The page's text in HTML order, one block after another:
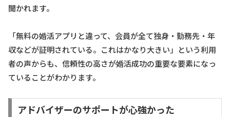
聞かれます。
「無料の婚活アプリと違って、会員が全て独身・勤務先・年
収などが証明されている。これはかなり大きい」という利用
者の声からも、信頼性の高さが婚活成功の重要な要素になっ
ていることがわかります。
アドバイザーのサポートが心強かった